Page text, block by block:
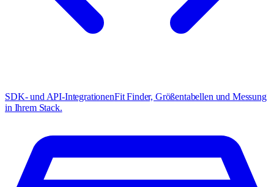
SDK- und API-IntegrationenFit Finder, Größentabellen und Messung
in Ihrem Stack.